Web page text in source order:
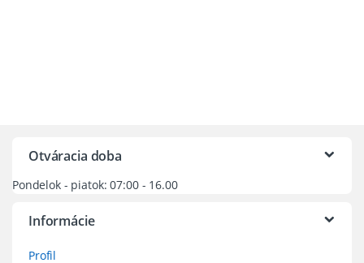
Otváracia doba
Pondelok - piatok: 07:00 - 16.00
Informácie
Profil